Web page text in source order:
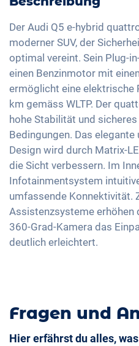
Ladekabel Mode 3 Typ 2
LED-Rückleuchten
Licht- und Regensensor
Aussenspiegel
Aussenspiegel elektrisch
Innenspiegel
20 Zoll Alufelgen
Scheinwerfer Matrix-LED
Fernlichtassistent
Müdigkeitserkennung
Reifendruckkontrolle
Notbremsassistent
Fussgängererkennung
Spurwechselassistent
Freisprechanlage
Soundsystem
Sprachsteuerung
USB-Schnittstelle
Apple Car Play
Android Auto
Touchscreen
Wireless Charging
Full Digital Cockpit
Beifahrerdisplay
3-Zonen Klimaautomatik
Keyless Entry & Go
Sitzheizung vorne
Sportsitze
Getönte Scheiben
Ambientbeleuchtung
Standklimatisierung
Mittelarmlehne für
360 Grad Kamera
Umklappbare Sitze
Dachreling
Der Audi Q5 e-hybrid
moderner SUV, der
optimal vereint. Sein Plug-
einen Benzinmotor mit
ermöglicht eine elektrische
km gemäss WLTP. Der
hohe Stabilität und
Bedingungen. Das
Design wird durch Matrix-
die Sicht verbessern. Im
Infotainmentsystem
umfassende Konnektivität.
Assistenzsysteme erhöhen
360-Grad-Kamera das
deutlich erleichtert.
Fragen und
Hier erfährst du alles,